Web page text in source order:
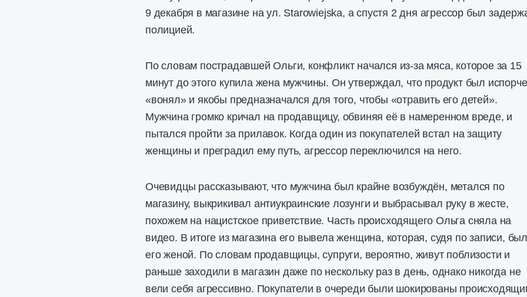
9 декабря в магазине на ул. Starowiejska, а спустя 2 дня агрессор был
полицией.
По словам пострадавшей Ольги, конфликт начался из-за мяса, которое за 15
минут до этого купила жена мужчины. Он утверждал, что продукт был
«вонял» и якобы предназначался для того, чтобы «отравить его детей».
Мужчина громко кричал на продавщицу, обвиняя её в намеренном вреде, и
пытался пройти за прилавок. Когда один из покупателей встал на защиту
женщины и преградил ему путь, агрессор переключился на него.
Очевидцы рассказывают, что мужчина был крайне возбуждён, метался по
магазину, выкрикивал антиукраинские лозунги и выбрасывал руку в жесте,
похожем на нацистское приветствие. Часть происходящего Ольга сняла на
видео. В итоге из магазина его вывела женщина, которая, судя по записи,
его женой. По словам продавщицы, супруги, вероятно, живут поблизости и
раньше заходили в магазин даже по нескольку раз в день, однако никогда не
вели себя агрессивно. Покупатели в очереди были шокированы